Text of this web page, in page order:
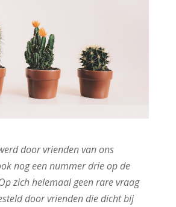
door vrienden van ons
nog een nummer drie op de
zich helemaal geen rare vraag
door vrienden die dicht bij